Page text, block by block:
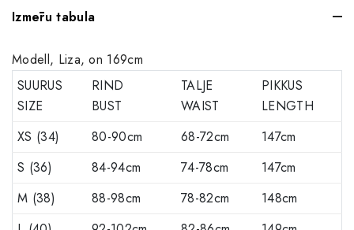
Izmēru tabula
Modell, Liza, on 169cm
SUURUS
SIZE
RIND
BUST
TALJE
WAIST
PIKKUS
LENGTH
XS (34)
80-90cm 68-72cm
147cm
S (36)
84-94cm 74-78cm
147cm
M (38)
88-98cm 78-82cm
148cm